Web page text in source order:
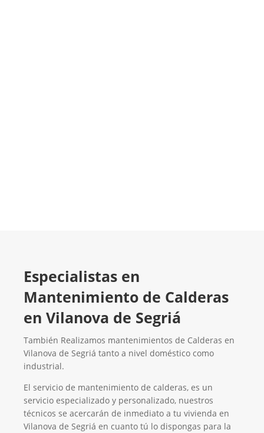
Especialistas en
Mantenimiento de Calderas
en Vilanova de Segriá
También Realizamos mantenimientos de Calderas en
Vilanova de Segriá tanto a nivel doméstico como
industrial.
El servicio de mantenimiento de calderas, es un
servicio especializado y personalizado, nuestros
técnicos se acercarán de inmediato a tu vivienda en
Vilanova de Segriá en cuanto tú lo dispongas para la